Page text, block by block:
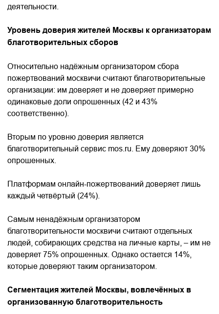
деятельности.
Уровень доверия жителей Москвы к организаторам
благотворительных сборов
Относительно надёжным организатором сбора
пожертвований москвичи считают благотворительные
организации: им доверяет и не доверяет примерно
одинаковые доли опрошенных (42 и 43%
соответственно).
Вторым по уровню доверия является
благотворительный сервис mos.ru. Ему доверяют 30%
опрошенных.
Платформам онлайн-пожертвований доверяет лишь
каждый четвёртый (24%).
Самым ненадёжным организатором
благотворительности москвичи считают отдельных
людей, собирающих средства на личные карты, – им не
доверяет 75% опрошенных. Однако остается 14%,
которые доверяют таким организатором.
Сегментация жителей Москвы, вовлечённых в
организованную благотворительность